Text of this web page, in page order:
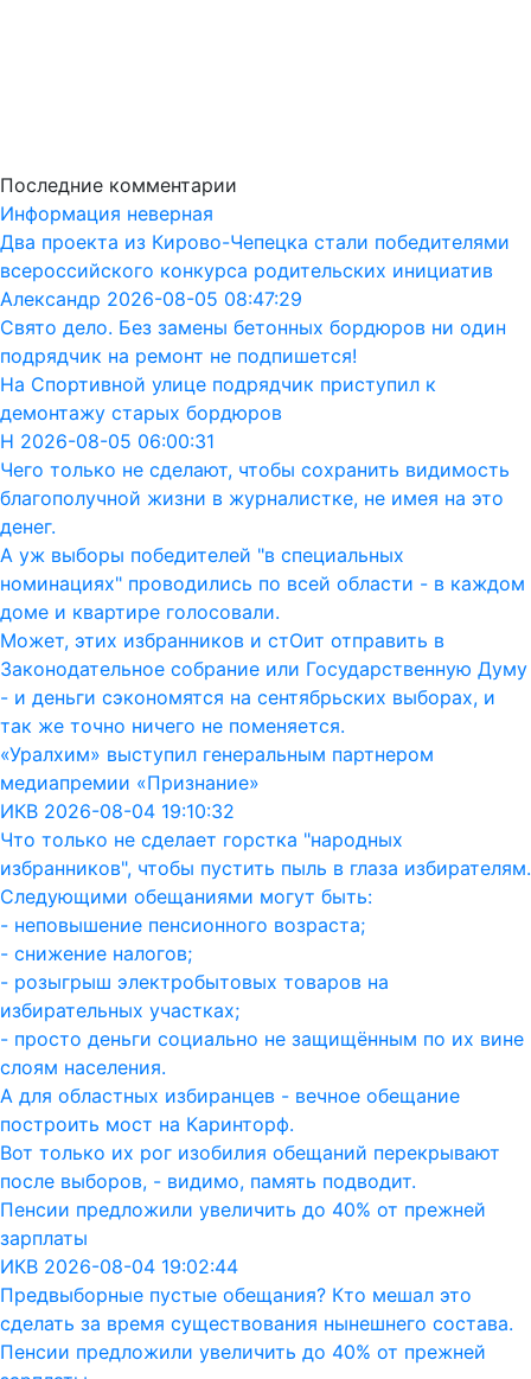
Последние комментарии
Информация неверная
Два проекта из Кирово-Чепецка стали победителями
всероссийского конкурса родительских инициатив
Александр 2026-08-05 08:47:29
Свято дело. Без замены бетонных бордюров ни один
подрядчик на ремонт не подпишется!
На Спортивной улице подрядчик приступил к
демонтажу старых бордюров
Н 2026-08-05 06:00:31
Чего только не сделают, чтобы сохранить видимость
благополучной жизни в журналистке, не имея на это
денег.
А уж выборы победителей "в специальных
номинациях" проводились по всей области - в каждом
доме и квартире голосовали.
Может, этих избранников и стОит отправить в
Законодательное собрание или Государственную Думу
- и деньги сэкономятся на сентябрьских выборах, и
так же точно ничего не поменяется.
«Уралхим» выступил генеральным партнером
медиапремии «Признание»
ИКВ 2026-08-04 19:10:32
Что только не сделает горстка "народных
избранников", чтобы пустить пыль в глаза избирателям.
Следующими обещаниями могут быть:
- неповышение пенсионного возраста;
- снижение налогов;
- розыгрыш электробытовых товаров на
избирательных участках;
- просто деньги социально не защищённым по их вине
слоям населения.
А для областных избиранцев - вечное обещание
построить мост на Каринторф.
Вот только их рог изобилия обещаний перекрывают
после выборов, - видимо, память подводит.
Пенсии предложили увеличить до 40% от прежней
зарплаты
ИКВ 2026-08-04 19:02:44
Предвыборные пустые обещания? Кто мешал это
сделать за время существования нынешнего состава.
Пенсии предложили увеличить до 40% от прежней